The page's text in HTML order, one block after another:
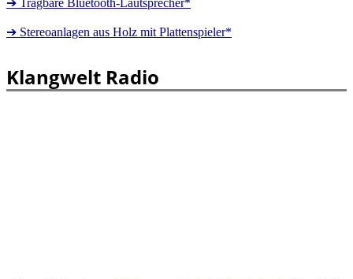
➔ Stereoanlagen aus Holz mit Plattenspieler*
Klangwelt Radio